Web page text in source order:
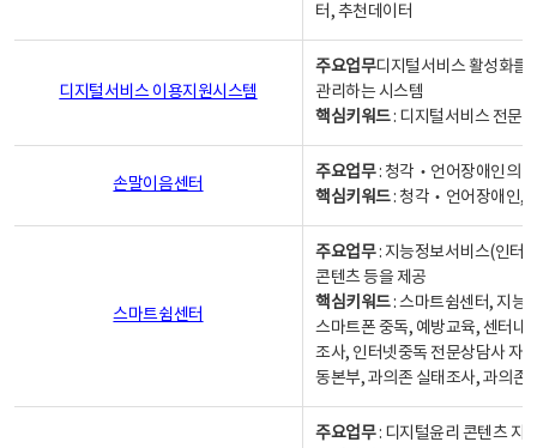
터, 추천데이터
디지털서비스 이용지원시스템
주요업무디지털서비스 활성화를
관리하는 시스템
핵심키워드: 디지털서비스 전문
손말이음센터
주요업무: 청각‧언어장애인의
핵심키워드: 청각‧언어장애인,
스마트쉼센터
주요업무: 지능정보서비스(인터
콘텐츠 등을 제공
핵심키워드: 스마트쉼센터, 지능
스마트폰 중독, 예방교육, 센터내
조사, 인터넷중독 전문상담사 자
동본부, 과의존 실태조사, 과의존
주요업무: 디지털윤리 콘텐츠 지